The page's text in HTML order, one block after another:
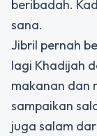
beribadah.
sana.
Jibril pernah
lagi Khadijah
makanan dan
sampaikan
juga salam